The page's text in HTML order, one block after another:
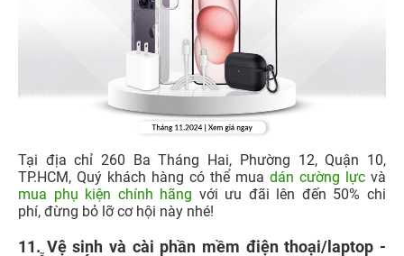
Tại địa chỉ 260 Ba Tháng Hai, Phường 12, Quận 10,
TP.HCM, Quý khách hàng có thể mua dán cường lực và
mua phụ kiện chính hãng với ưu đãi lên đến 50% chi
phí, đừng bỏ lỡ cơ hội này nhé!
11. Vệ sinh và cài phần mềm điện thoại/laptop -